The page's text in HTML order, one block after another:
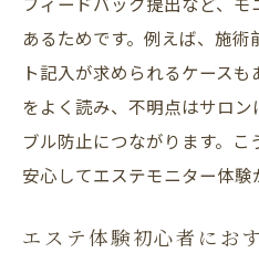
あるためです。例えば、施
ト記入が求められるケース
をよく読み、不明点はサロ
ブル防止につながります。こ
安心してエステモニター体験
エステ体験初心者にお